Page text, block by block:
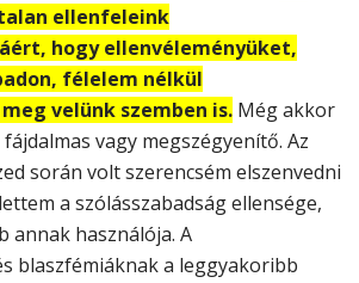
ellenfeleink
hogy ellenvéleményüket,
félelem nélkül
velünk szemben is. Még akkor
vagy megszégyenítő. Az
során volt szerencsém elszenvedni
a szólásszabadság ellensége,
annak használója. A
blaszfémiáknak a leggyakoribb